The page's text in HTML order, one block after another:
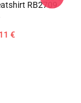
RB2709
€